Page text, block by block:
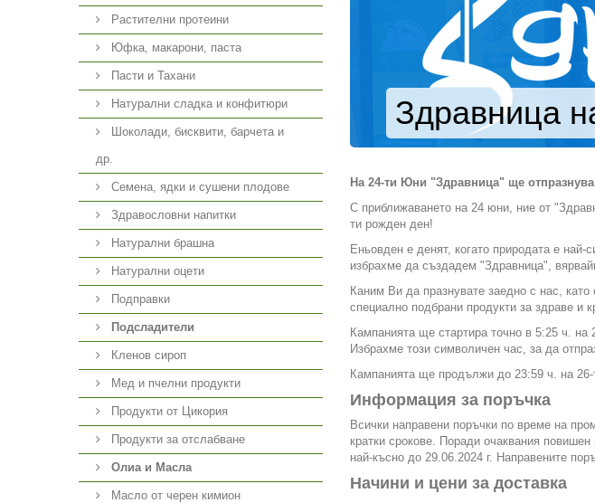
Растителни протеини
Юфка, макарони, паста
Пасти и Тахани
Натурални сладка и конфитюри
Шоколади, бисквити, барчета и
др.
Семена, ядки и сушени плодове
Здравословни напитки
Натурални брашна
Натурални оцети
Подправки
Подсладители
Кленов сироп
Мед и пчелни продукти
Продукти от Цикория
Продукти за отслабване
Олиа и Масла
Масло от черен кимион
Здравница
На 24-ти Юни "Здравница" ще
С приближаването на 24 юни, ние от
ти рожден ден!
Еньовден е денят, когато природата е
избрахме да създадем "Здравница",
Каним Ви да празнувате заедно с нас,
специално подбрани продукти за здраве и
Кампанията ще стартира точно в 5:25 ч.
Избрахме този символичен час, за да
Кампанията ще продължи до 23:59 ч. на
Информация за поръчка
Всички направени поръчки по време на
кратки срокове. Поради очаквания
най-късно до 29.06.2024 г. Направените
Начини и цени за доставка